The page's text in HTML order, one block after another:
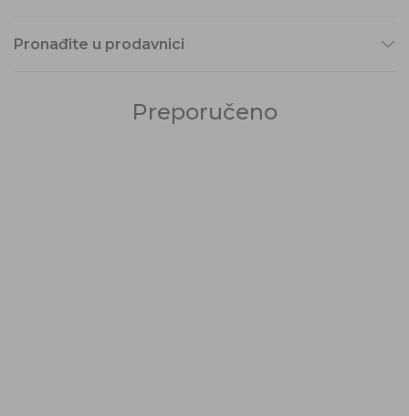
Pronađite u prodavnici
Preporučeno